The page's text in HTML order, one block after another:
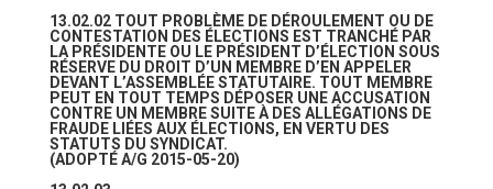
13.02.02 TOUT PROBLÈME DE DÉROULEMENT OU DE
CONTESTATION DES ÉLECTIONS EST TRANCHÉ PAR
LA PRÉSIDENTE OU LE PRÉSIDENT D’ÉLECTION SOUS
RÉSERVE DU DROIT D’UN MEMBRE D’EN APPELER
DEVANT L’ASSEMBLÉE STATUTAIRE. TOUT MEMBRE
PEUT EN TOUT TEMPS DÉPOSER UNE ACCUSATION
CONTRE UN MEMBRE SUITE À DES ALLÉGATIONS DE
FRAUDE LIÉES AUX ÉLECTIONS, EN VERTU DES
STATUTS DU SYNDICAT.
(ADOPTÉ A/G 2015-05-20)